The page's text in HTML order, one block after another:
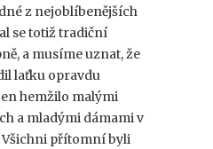
z nejoblíbenějších
se totiž tradiční
a musíme uznat, že
laťku opravdu
hemžilo malými
a mladými dámami v
Všichni přítomní byli